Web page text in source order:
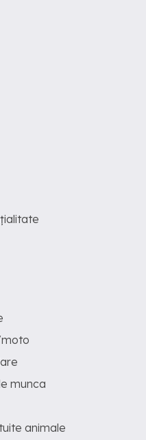
munca
animale